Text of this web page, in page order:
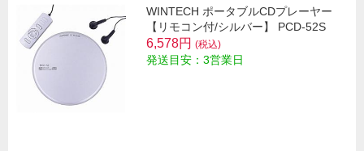
WINTECH ポータブルCDプレーヤー
【リモコン付/シルバー】 PCD-52S
6,578円 (税込)
発送目安：3営業日